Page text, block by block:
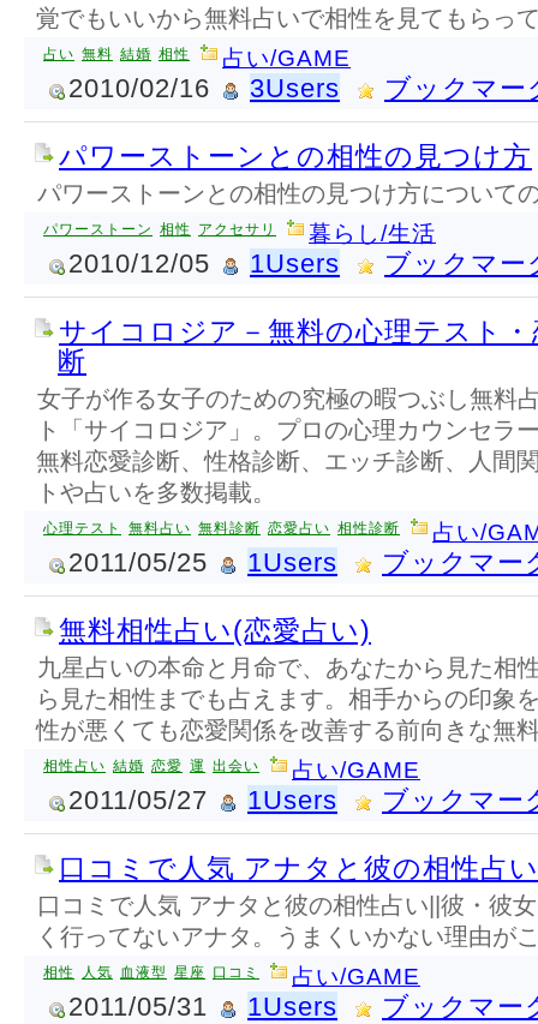
覚でもいいから無料占いで相性を見てもらっ
占い 無料 結婚 相性 占い/GAME
2010/02/16 3Users ブックマー
パワーストーンとの相性の見つけ方
パワーストーンとの相性の見つけ方について
パワーストーン 相性 アクセサリ 暮らし/生活
2010/12/05 1Users ブックマー
サイコロジア－無料の心理テスト
断
女子が作る女子のための究極の暇つぶし無料
ト「サイコロジア」。プロの心理カウンセラ
無料恋愛診断、性格診断、エッチ診断、人間
トや占いを多数掲載。
心理テスト 無料占い 無料診断 恋愛占い 相性診断 占い/
2011/05/25 1Users ブックマー
無料相性占い(恋愛占い)
九星占いの本命と月命で、あなたから見た相
ら見た相性までも占えます。相手からの印象
性が悪くても恋愛関係を改善する前向きな無
相性占い 結婚 恋愛 運 出会い 占い/GAME
2011/05/27 1Users ブックマー
口コミで人気 アナタと彼の相性占い
口コミで人気 アナタと彼の相性占い||彼・彼
く行ってないアナタ。うまくいかない理由が
相性 人気 血液型 星座 口コミ 占い/GAME
2011/05/31 1Users ブックマー